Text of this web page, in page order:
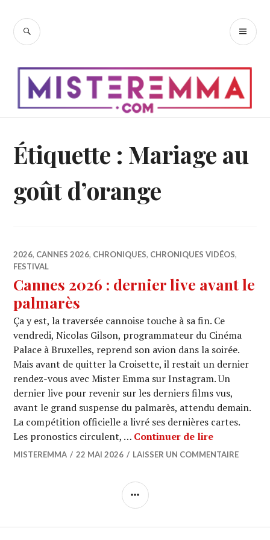
contenu
RECHERCHE
Étiquette : Mariage au
goût d’orange
2026, CANNES 2026, CHRONIQUES, CHRONIQUES VIDÉOS,
FESTIVAL
Cannes 2026 : dernier live avant le
palmarès
Ça y est, la traversée cannoise touche à sa fin. Ce
vendredi, Nicolas Gilson, programmateur du Cinéma
Palace à Bruxelles, reprend son avion dans la soirée.
Mais avant de quitter la Croisette, il restait un dernier
rendez-vous avec Mister Emma sur Instagram. Un
dernier live pour revenir sur les derniers films vus,
avant le grand suspense du palmarès, attendu demain.
La compétition officielle a livré ses dernières cartes.
Les pronostics circulent, … Continuer de lireCannes
MISTEREMMA 22 MAI 2026 LAISSER UN COMMENTAIRE
COLONNE